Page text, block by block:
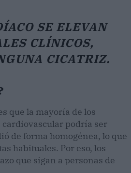
SE ELEVAN
CLÍNICOS,
CICATRIZ.
que la mayoría de los
podría ser
de forma homogénea, lo que
habituales. Por eso, los
que sigan a personas de